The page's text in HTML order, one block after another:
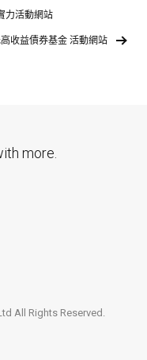
力活動網站
收益債券基金 活動網站
more.
All Rights Reserved.